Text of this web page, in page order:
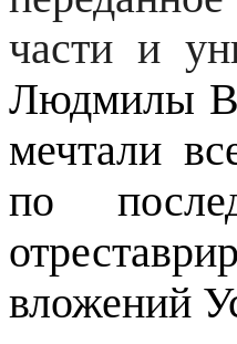
части и
Людмилы
мечтали
по
вложений